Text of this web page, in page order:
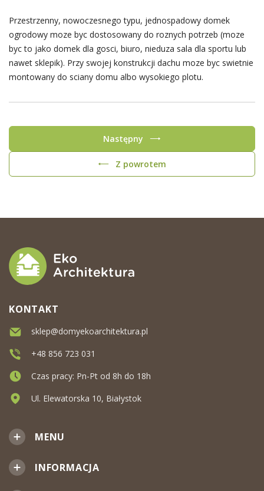
Przestrzenny, nowoczesnego typu, jednospadowy domek
ogrodowy moze byc dostosowany do roznych potrzeb (moze
byc to jako domek dla gosci, biuro, nieduza sala dla sportu lub
nawet sklepik). Przy swojej konstrukcji dachu moze byc swietnie
montowany do sciany domu albo wysokiego plotu.
Z powrotem
Następny
MENU
INFORMACJA
KONTAKT
sklep@domyekoarchitektura.pl
+48 856 723 031
Czas pracy: Pn-Pt od 8h do 18h
Ul. Elewatorska 10, Białystok